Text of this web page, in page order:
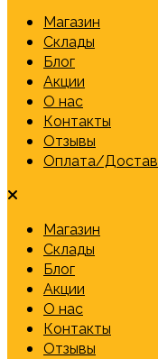
Магазин
Склады
Блог
Акции
О нас
Контакты
Отзывы
Оплата/
Магазин
Склады
Блог
Акции
О нас
Контакты
Отзывы